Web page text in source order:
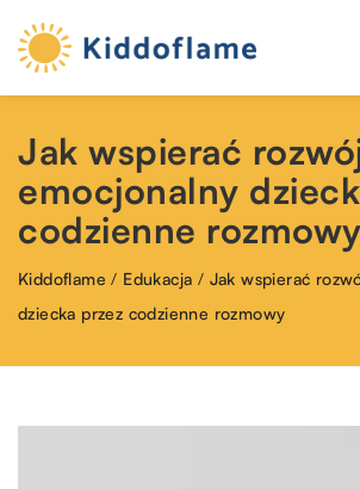
Jak wspierać
emocjonalny
codzienne rozmowy
Kiddoflame / Edukacja / Jak wspierać
dziecka przez codzienne rozmowy